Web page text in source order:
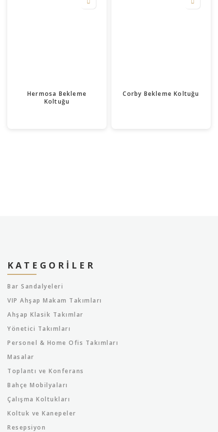
Hermosa Bekleme
Koltuğu
Corby Bekleme Koltuğu
KATEGORILER
Bar Sandalyeleri
VIP Ahşap Makam Takımları
Ahşap Klasik Takımlar
Yönetici Takımları
Personel & Home Ofis Takımları
Masalar
Toplantı ve Konferans
Bahçe Mobilyaları
Çalışma Koltukları
Koltuk ve Kanepeler
Resepsiyon